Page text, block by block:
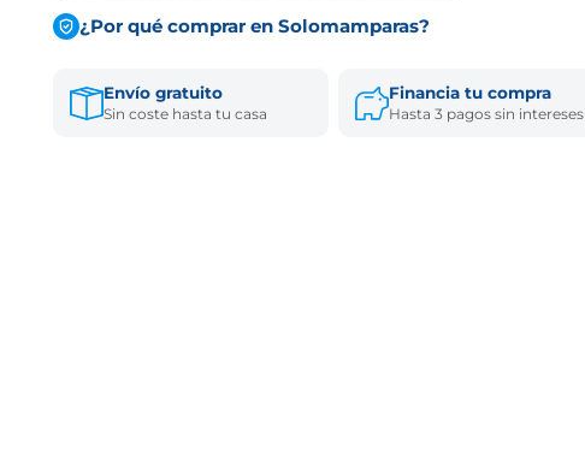
¿Por qué comprar en Solomamparas?
Envío gratuito
Sin coste hasta tu casa
Financia tu compra
Hasta 3 pagos sin intereses